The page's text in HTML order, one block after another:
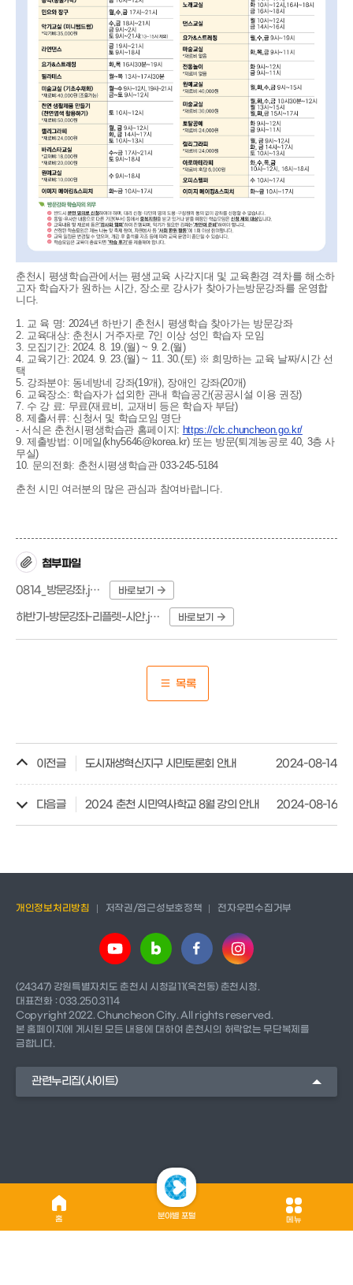
홈 분야별 포털 메뉴
춘천시 평생학습관에서는 평생교육 사각지대 및 교육환경 격차를 해소하
고자 학습자가 원하는 시간, 장소로 강사가 찾아가는방문강좌를 운영합
니다.
1. 교 육 명: 2024년 하반기 춘천시 평생학습 찾아가는 방문강좌
2. 교육대상: 춘천시 거주자로 7인 이상 성인 학습자 모임
3. 모집기간: 2024. 8. 19.(월) ~ 9. 2.(월)
4. 교육기간: 2024. 9. 23.(월) ~ 11. 30.(토) ※ 희망하는 교육 날짜/시간 선
택
5. 강좌분야: 동네방네 강좌(19개), 장애인 강좌(20개)
6. 교육장소: 학습자가 섭외한 관내 학습공간(공공시설 이용 권장)
7. 수 강 료: 무료(재료비, 교재비 등은 학습자 부담)
8. 제출서류: 신청서 및 학습모임 명단
- 서식은 춘천시평생학습관 홈페이지: https://clc.chuncheon.go.kr/
9. 제출방법: 이메일(khy5646@korea.kr) 또는 방문(퇴계농공로 40, 3층 사
무실)
10. 문의전화: 춘천시평생학습관 033-245-5184
춘천 시민 여러분의 많은 관심과 참여바랍니다.
첨부파일
0814_방문강좌.jpg
바로보기
하반기-방문강좌-리플렛-시안.jpg 바로보기
목록
이전글 도시재생혁신지구 시민토론회 안내 2024-08-14
다음글 2024 춘천 시민역사학교 8월 강의 안내 2024-08-16
개인정보처리방침 저작권/접근성보호정책 전자우편수집거부
(24347) 강원특별자치도 춘천시 시청길11(옥천동) 춘천시청.
대표전화 : 033.250.3114
Copyright 2022. Chuncheon City. All rights reserved.
본 홈페이지에 게시된 모든 내용에 대하여 춘천시의 허락없는 무단복제를
금합니다.
관련누리집(사이트)